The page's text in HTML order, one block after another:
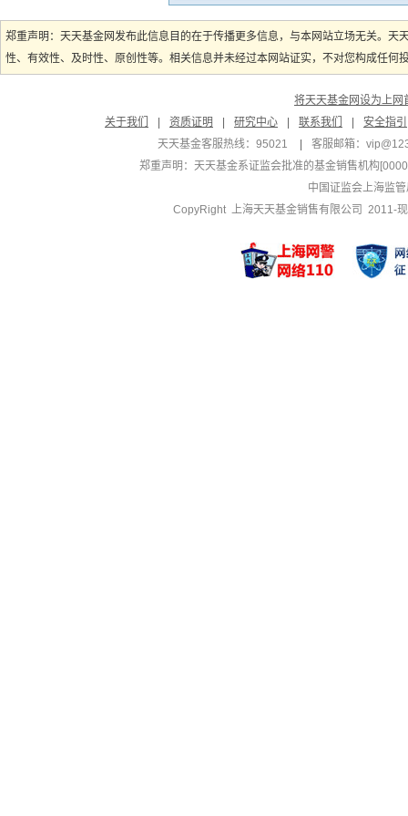
郑重声明：天天基金网发布此信息目的在于传播更多信息，与本网站立场无关。
性、有效性、及时性、原创性等。相关信息并未经过本网站证实，不对您构成任
将天天基金网设为上网
关于我们
资质证明 研究中心 联系我们
安全指引
天天基金客服热线：95021
客服邮箱：
郑重声明：天天基金系证监会批准的基金销售机构
中国证监会上海监
CopyRight 上海天天基金销售有限公司 2011-